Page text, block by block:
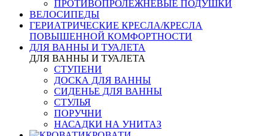
ПРОТИВОПРОЛЕЖНЕВЫЕ ПОДУШКИ
ВЕЛОСИПЕДЫ
ГЕРИАТРИЧЕСКИЕ КРЕСЛА/КРЕСЛА
ПОВЫШЕННОЙ КОМФОРТНОСТИ
ДЛЯ ВАННЫ И ТУАЛЕТА
ДЛЯ ВАННЫ И ТУАЛЕТА
СТУПЕНИ
ДОСКА ДЛЯ ВАННЫ
СИДЕНЬЕ ДЛЯ ВАННЫ
СТУЛЬЯ
ПОРУЧНИ
НАСАДКИ НА УНИТАЗ